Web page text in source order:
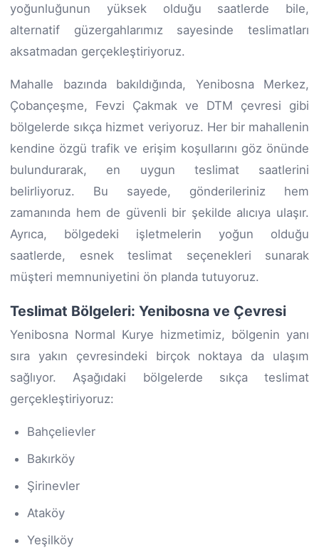
yoğunluğunun yüksek olduğu saatlerde bile,
alternatif güzergahlarımız sayesinde teslimatları
aksatmadan gerçekleştiriyoruz.
Mahalle bazında bakıldığında, Yenibosna Merkez,
Çobançeşme, Fevzi Çakmak ve DTM çevresi gibi
bölgelerde sıkça hizmet veriyoruz. Her bir mahallenin
kendine özgü trafik ve erişim koşullarını göz önünde
bulundurarak, en uygun teslimat saatlerini
belirliyoruz. Bu sayede, gönderileriniz hem
zamanında hem de güvenli bir şekilde alıcıya ulaşır.
Ayrıca, bölgedeki işletmelerin yoğun olduğu
saatlerde, esnek teslimat seçenekleri sunarak
müşteri memnuniyetini ön planda tutuyoruz.
Teslimat Bölgeleri: Yenibosna ve Çevresi
Yenibosna Normal Kurye hizmetimiz, bölgenin yanı
sıra yakın çevresindeki birçok noktaya da ulaşım
sağlıyor. Aşağıdaki bölgelerde sıkça teslimat
gerçekleştiriyoruz:
Bahçelievler
Bakırköy
Şirinevler
Ataköy
Yeşilköy